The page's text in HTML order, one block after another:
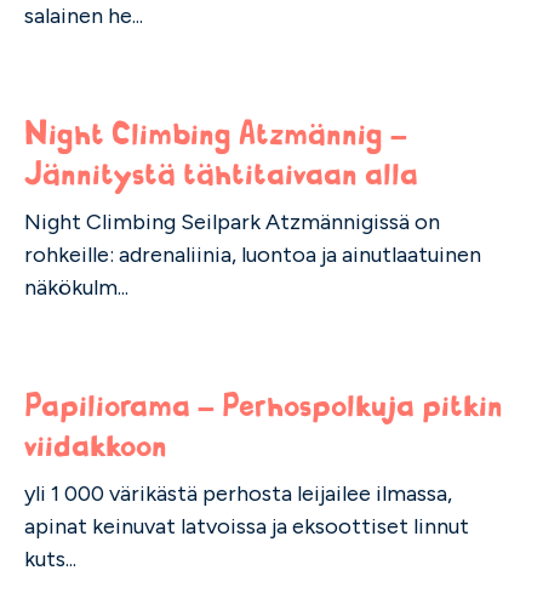
salainen he...
Night Climbing Atzmännig –
Jännitystä tähtitaivaan alla
Night Climbing Seilpark Atzmännigissä on
rohkeille: adrenaliinia, luontoa ja ainutlaatuinen
näkökulm...
Papiliorama – Perhospolkuja pitkin
viidakkoon
yli 1 000 värikästä perhosta leijailee ilmassa,
apinat keinuvat latvoissa ja eksoottiset linnut
kuts...